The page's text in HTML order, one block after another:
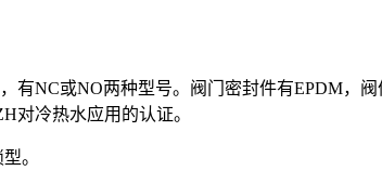
有NC或NO两种型号。阀门密封件有EPDM，
对冷热水应用的认证。
。